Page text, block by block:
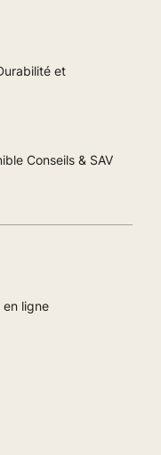
et
Conseils & SAV
ligne